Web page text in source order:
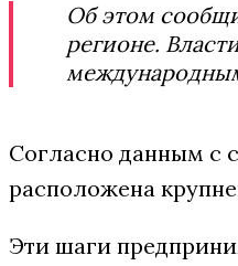
Об этом
регионе.
Согласно данным с
расположена
Эти шаги